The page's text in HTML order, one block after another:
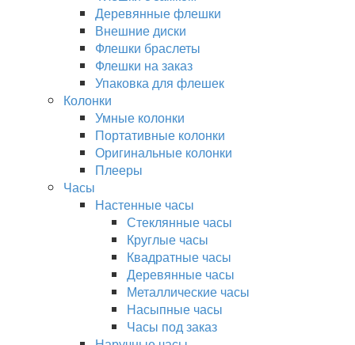
Деревянные флешки
Внешние диски
Флешки браслеты
Флешки на заказ
Упаковка для флешек
Колонки
Умные колонки
Портативные колонки
Оригинальные колонки
Плееры
Часы
Настенные часы
Стеклянные часы
Круглые часы
Квадратные часы
Деревянные часы
Металлические часы
Насыпные часы
Часы под заказ